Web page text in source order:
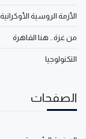
الأزمة الروسية الأوكرانية
من غزة.. هنا القاهرة
التكنولوجيا
الصفحات